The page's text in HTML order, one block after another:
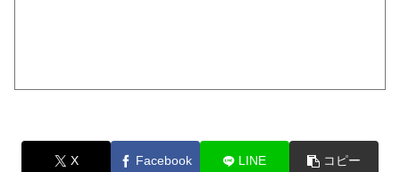
X Facebook LINE コピー